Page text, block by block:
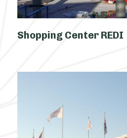
Shopping Center REDI